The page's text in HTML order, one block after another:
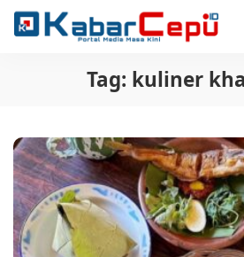
Tag: kuliner